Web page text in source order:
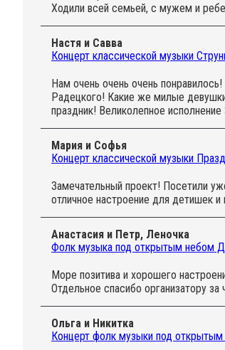
Ходили всей семьей, с мужем и
Настя и Савва
Концерт классической музыки
Нам очень очень очень
Радецкого! Какие же милые
праздник! Великолепное
Мария и Софья
Концерт классической музыки
Замечательный проект! Посетили
отличное настроение для детишек и
Анастасия и Петр, Леночка
Фолк музыка под открытым небом
Море позитива и хорошего
Отдельное спасибо организатору за
Ольга и Никитка
Концерт фолк музыки под